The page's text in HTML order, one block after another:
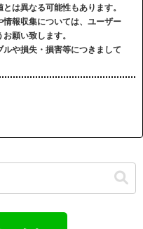
は異なる可能性もあります。
報収集については、ユーザー
願い致します。
や損失・損害等につきまして